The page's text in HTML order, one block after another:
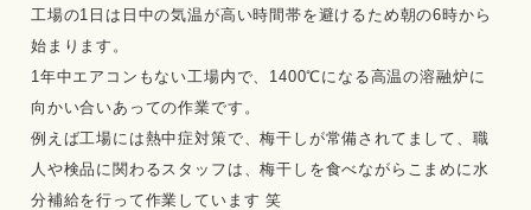
工場の1日は日中の気温が高い時間帯を避けるため朝の6時から
始まります。
1年中エアコンもない工場内で、1400℃になる高温の溶融炉に
向かい合いあっての作業です。
例えば工場には熱中症対策で、梅干しが常備されてまして、職
人や検品に関わるスタッフは、梅干しを食べながらこまめに水
分補給を行って作業しています 笑